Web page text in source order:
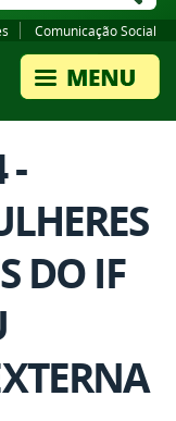
Comunicação Social
-
DO IF